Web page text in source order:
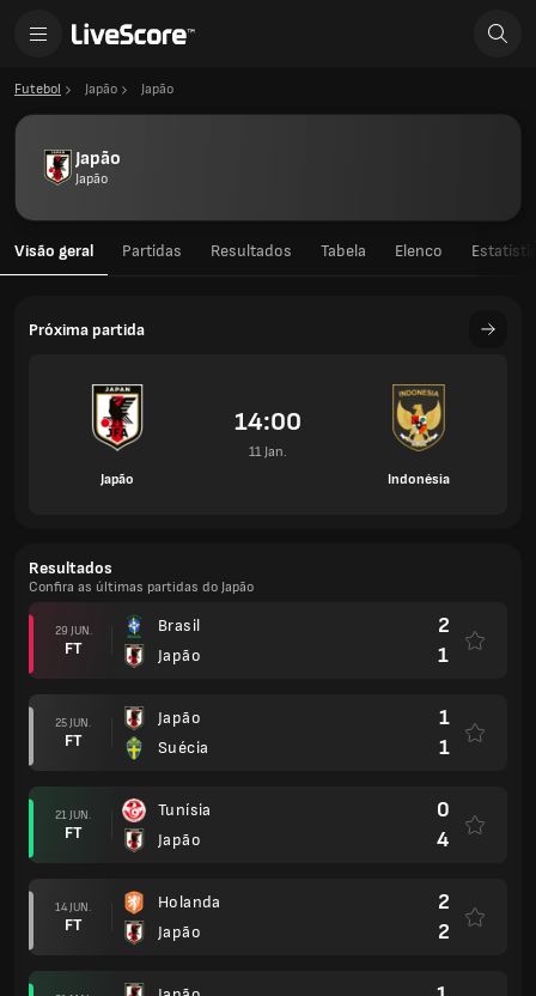
Futebol Japão Japão
Japão
Japão
Visão geral Partidas Resultados Tabela Elenco
Próxima partida
Japão
14:00
11 Jan.
Indonésia
Resultados
Confira as últimas partidas do Japão
29 JUN.
FT
Brasil
Japão
2
1
25 JUN.
FT
Japão
Suécia
1
1
21 JUN.
FT
Tunísia
Japão
0
4
14 JUN.
FT
Holanda
Japão
2
2